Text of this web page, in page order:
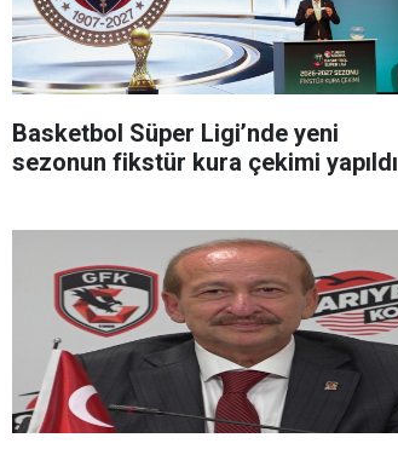
Basketbol Süper Ligi’nde yeni
sezonun fikstür kura çekimi yapıldı